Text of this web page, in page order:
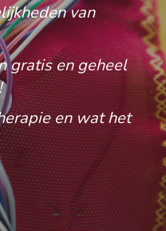
van
gratis en geheel
en wat het